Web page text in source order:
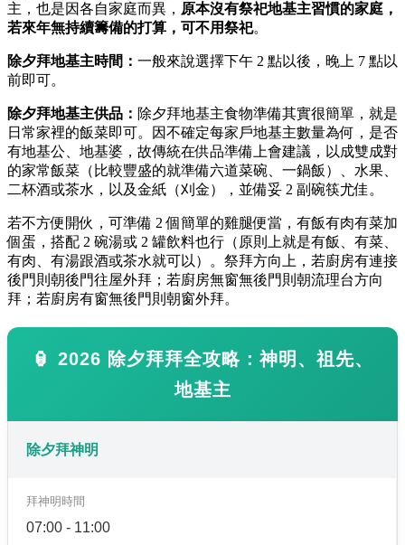
主，也是因各自家庭而異， 原本沒有祭祀地基主習慣的家庭，
若來年無持續籌備的打算，可不用祭祀。
除夕拜地基主時間： 一般來說選擇下午 2 點以後，晚上 7 點以
前即可。
除夕拜地基主供品： 除夕拜地基主食物準備其實很簡單，就是
日常家裡的飯菜即可。因不確定每家戶地基主數量為何，是否
有地基公、地基婆，故傳統在供品準備上會建議，以成雙成對
的家常飯菜（比較豐盛的就準備六道菜碗、一鍋飯）、水果、
二杯酒或茶水，以及金紙（刈金），並備妥 2 副碗筷尤佳。
若不方便開伙，可準備 2 個簡單的雞腿便當，有飯有肉有菜加
個蛋，搭配 2 碗湯或 2 罐飲料也行（原則上就是有飯、有菜、
有肉、有湯跟酒或茶水就可以）。祭拜方向上，若廚房有連接
後門則朝後門往屋外拜；若廚房無窗無後門則朝流理台方向
拜；若廚房有窗無後門則朝窗外拜。
🏮 2026 除夕拜拜全攻略：神明、祖先、
地基主
除夕拜神明
拜神明時間
07:00 - 11:00